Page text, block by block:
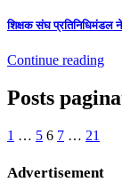
शिक्षक संघ प्रतिनिधिमंडल
Continue reading
Posts
1 … 5 6 7 … 21
Advertisement